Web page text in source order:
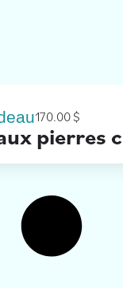
170.00$
pierres